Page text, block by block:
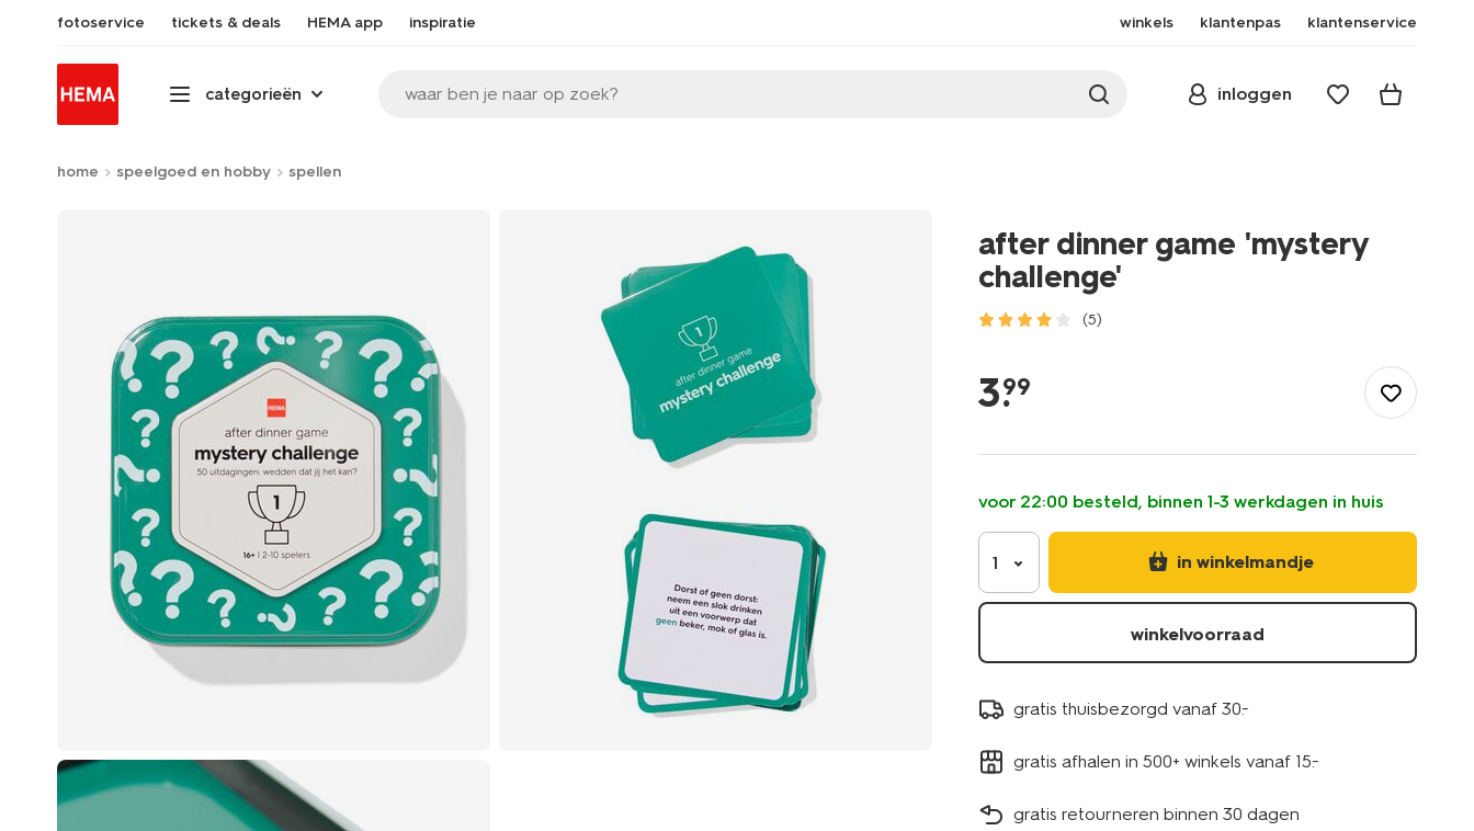
fotoservice tickets & deals HEMA app inspiratie winkels klantenpas klantenservice
categorieën waar ben je naar op zoek? inloggen
home speelgoed en hobby spellen
after dinner game 'mystery
challenge'
(5)
dinner-
3.
99
voor 22:00 besteld, binnen 1-3 werkdagen in huis
1 in winkelmandje
winkelvoorraad
gratis thuisbezorgd vanaf 30.-
gratis afhalen in 500+ winkels vanaf 15.-
gratis retourneren binnen 30 dagen